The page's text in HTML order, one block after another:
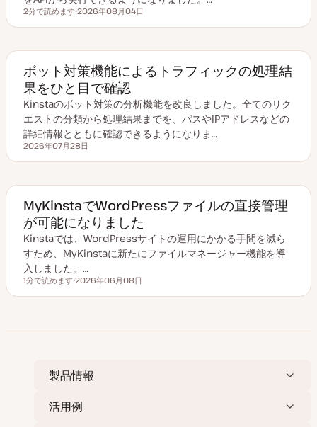
読むのにかかる時間
2分で読めます
新
2026年08月04日
ボット対策機能によるトラフィックの処理結
果をひと目で確認
Kinstaのボット対策の分析機能を改良しました。全てのリク
エストの分類から処理結果までを、パスやIPアドレスなどの
詳細情報とともに確認できるようになりま…
更新日
2026年07月28日
MyKinstaでWordPressファイルの直接管理
が可能になりました
Kinstaでは、WordPressサイトの運用にかかる手間を減ら
すため、MyKinstaに新たにファイルマネージャー機能を導
入しました。…
読むのにかかる時間
1分で読めます
新
2026年06月08日
製品情報
活用例